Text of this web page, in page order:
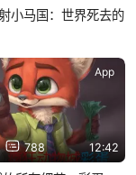
小马国：世界死去的
788 12:42
App